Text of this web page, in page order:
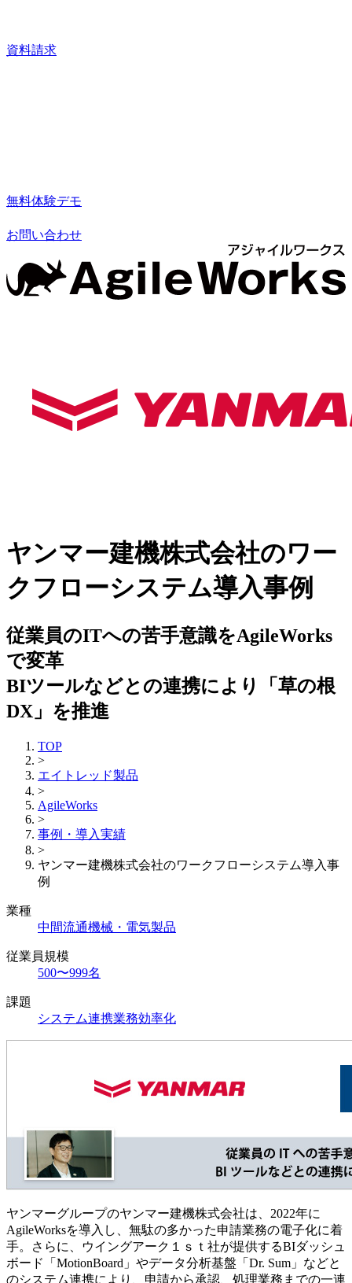
資料請求
無料体験デモ
お問い合わせ
ヤンマー建機株式会社のワー
クフローシステム導入事例
従業員のITへの苦手意識をAgileWorks
で変革
BIツールなどとの連携により「草の根
DX」を推進
TOP
>
エイトレッド製品
>
AgileWorks
>
事例・導入実績
>
ヤンマー建機株式会社のワークフローシステム導入事
例
業種
中間流通機械・電気製品
従業員規模
500〜999名
課題
システム連携業務効率化
ヤンマーグループのヤンマー建機株式会社は、2022年に
AgileWorksを導入し、無駄の多かった申請業務の電子化に着
手。さらに、ウイングアーク１ｓｔ社が提供するBIダッシュ
ボード「MotionBoard」やデータ分析基盤「Dr. Sum」などと
のシステム連携により、申請から承認、処理業務までの一連